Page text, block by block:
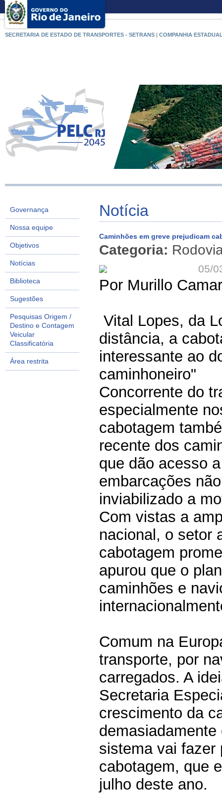
SECRETARIA DE ESTADO DE TRANSPORTES - SETRANS | COMPANHIA
Governança
Nossa equipe
Objetivos
Notícias
Biblioteca
Sugestões
Pesquisas Origem /
Destino e Contagem
Veicular
Classificatória
Área restrita
Notícia
Caminhões em greve prejudicam
Categoria:
05/
Por Murillo
Vital Lopes, da
distância, a
interessante ao
caminhoneiro"
Concorrente do
especialmente
cabotagem
recente dos
que dão acesso
embarcações
inviabilizado a
Com vistas a
nacional, o setor
cabotagem
apurou que o
caminhões e
Comum na
transporte, por
carregados. A
Secretaria
crescimento da
sistema vai fazer
cabotagem, que
julho deste ano.